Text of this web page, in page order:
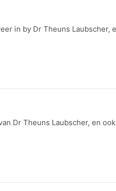
in by Dr Theuns Laubscher,
Dr Theuns Laubscher, en